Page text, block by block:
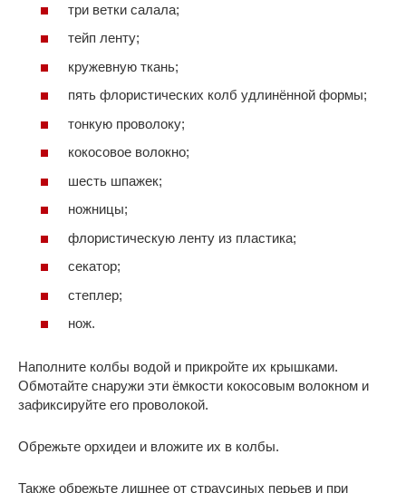
три ветки салала;
тейп ленту;
кружевную ткань;
пять флористических колб удлинённой формы;
тонкую проволоку;
кокосовое волокно;
шесть шпажек;
ножницы;
флористическую ленту из пластика;
секатор;
степлер;
нож.
Наполните колбы водой и прикройте их крышками.
Обмотайте снаружи эти ёмкости кокосовым волокном и
зафиксируйте его проволокой.
Обрежьте орхидеи и вложите их в колбы.
Также обрежьте лишнее от страусиных перьев и при